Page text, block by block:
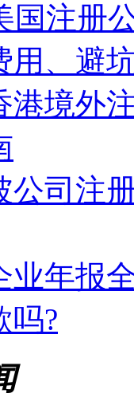
国注册
用、避
港境外
公司注
业年报
吗?